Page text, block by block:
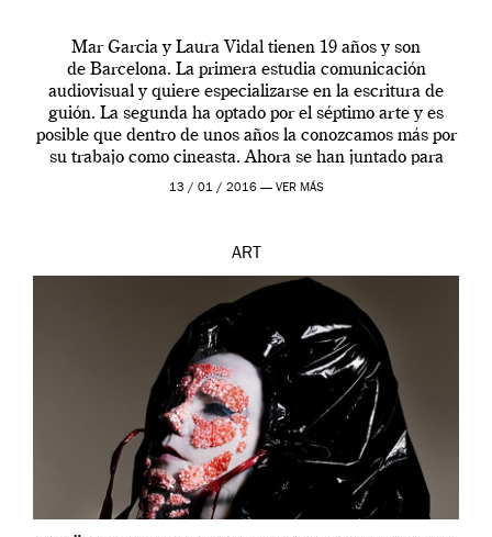
Mar Garcia y Laura Vidal tienen 19 años y son
de Barcelona. La primera estudia comunicación
audiovisual y quiere especializarse en la escritura de
guión. La segunda ha optado por el séptimo arte y es
posible que dentro de unos años la conozcamos más por
su trabajo como cineasta. Ahora se han juntado para
contarnos una […]
13 / 01 / 2016 — VER MÁS
ART